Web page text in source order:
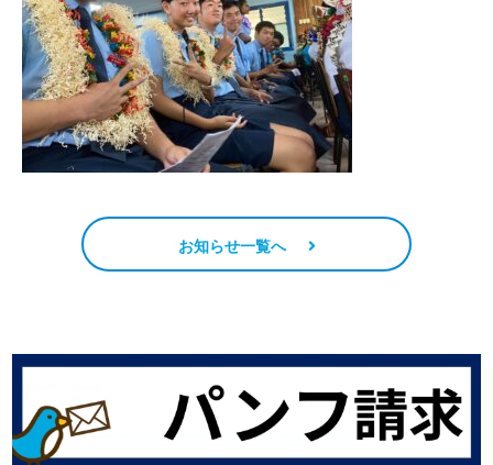
お知らせ一覧へ